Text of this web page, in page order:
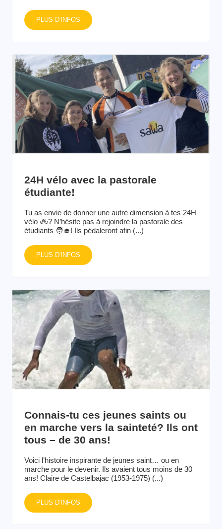
PLUS D'INFOS
24H vélo avec la pastorale
étudiante!
Tu as envie de donner une autre dimension à tes 24H
vélo 🚲? N’hésite pas à rejoindre la pastorale des
étudiants 🧑‍🎓! Ils pédaleront afin (...)
PLUS D'INFOS
Connais-tu ces jeunes saints ou
en marche vers la sainteté? Ils ont
tous – de 30 ans!
Voici l’histoire inspirante de jeunes saint… ou en
marche pour le devenir. Ils avaient tous moins de 30
ans! Claire de Castelbajac (1953-1975) (...)
PLUS D'INFOS